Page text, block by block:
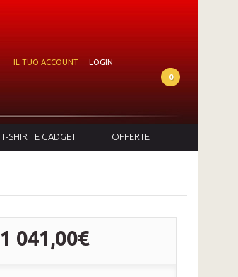
IL TUO ACCOUNT
LOGIN
0
T-SHIRT E GADGET OFFERTE
1 041,00€